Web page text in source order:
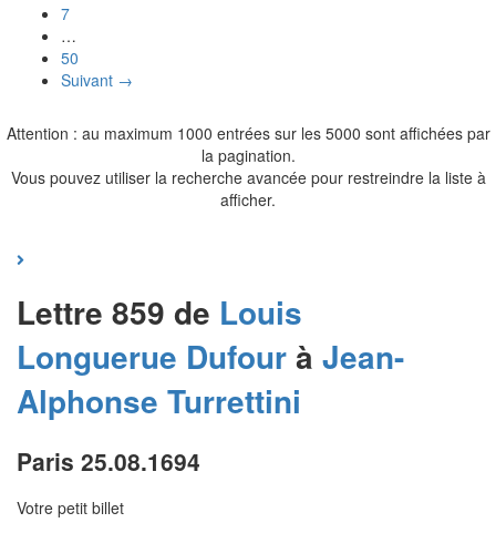
7
…
50
Suivant →
Attention : au maximum 1000 entrées sur les 5000 sont affichées par
la pagination.
Vous pouvez utiliser la recherche avancée pour restreindre la liste à
afficher.
Lettre 859 de Louis
Longuerue Dufourà Jean-
Alphonse Turrettini
Paris 25.08.1694
Votre petit billet